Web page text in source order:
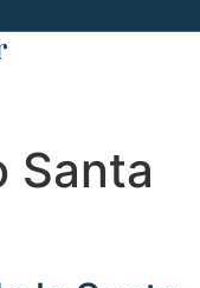
Santa